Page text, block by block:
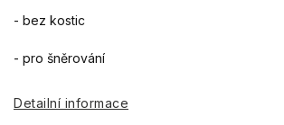
- bez kostic
- pro šněrování
Detailní informace